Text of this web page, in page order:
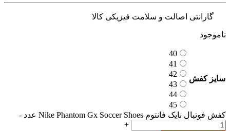
گارانتی اصالت و سلامت فیزیکی کالا
ناموجود
سایز کفش
40
41
42
43
44
45
کفش فوتبال نایک فانتوم Nike Phantom Gx Soccer Shoes عدد
-
+